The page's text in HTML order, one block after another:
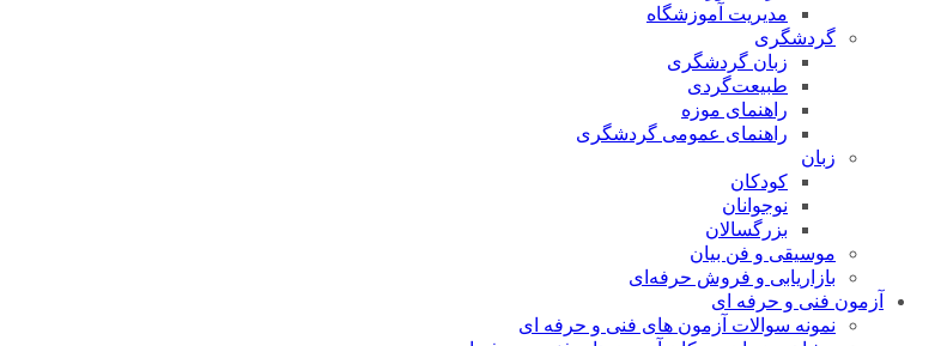
مدیریت آموزشگاه
گردشگری
زبان گردشگری
طبیعت‌گردی
راهنمای موزه
راهنمای عمومی گردشگری
زبان
کودکان
نوجوانان
بزرگسالان
موسیقی و فن بیان
بازاریابی و فروش حرفه‌ای
آزمون فنی و حرفه ای
نمونه سوالات آزمون های فنی و حرفه ای